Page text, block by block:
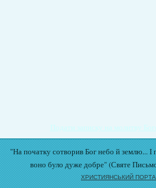
Подати записку на молитву
"На початку сотворив Бог небо й землю... І
воно було дуже добре" (Святе
ХРИСТИЯНСЬКИЙ